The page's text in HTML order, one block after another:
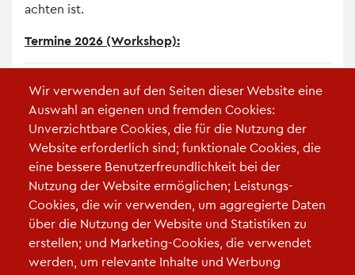
achten ist.
Termine 2026 (Workshop):
16:00 Uhr
Anmeldung
13.07.2026
14:00 -
16:00 Uhr
Hier geht es zur
Anmeldung
VIL GmbH
Wir verwenden auf den Seiten dieser Website eine
Auswahl an eigenen und fremden Cookies:
Unverzichtbare Cookies, die für die Nutzung der
Website erforderlich sind; funktionale Cookies, die
eine bessere Benutzerfreundlichkeit bei der
Nutzung der Website ermöglichen; Leistungs-
Cookies, die wir verwenden, um aggregierte Daten
über die Nutzung der Website und Statistiken zu
erstellen; und Marketing-Cookies, die verwendet
werden, um relevante Inhalte und Werbung